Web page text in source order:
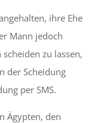
ihre Ehe
Mann jedoch
zu lassen,
der Scheidung
per SMS.
Ägypten, den